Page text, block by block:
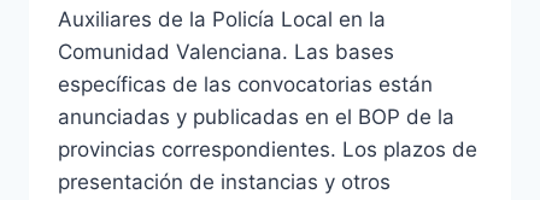
Auxiliares de la Policía Local en la
Comunidad Valenciana. Las bases
específicas de las convocatorias están
anunciadas y publicadas en el BOP de la
provincias correspondientes. Los plazos de
presentación de instancias y otros